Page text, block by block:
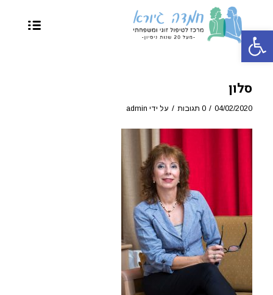
פתח סרגל נגישות
סלון
04/02/2020
/ 0 תגובות / על ידי admin